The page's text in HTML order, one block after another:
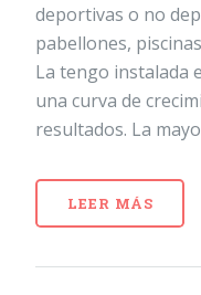
deportivas o no
pabellones,
La tengo instalada
una curva de
resultados. La
LEER MÁS